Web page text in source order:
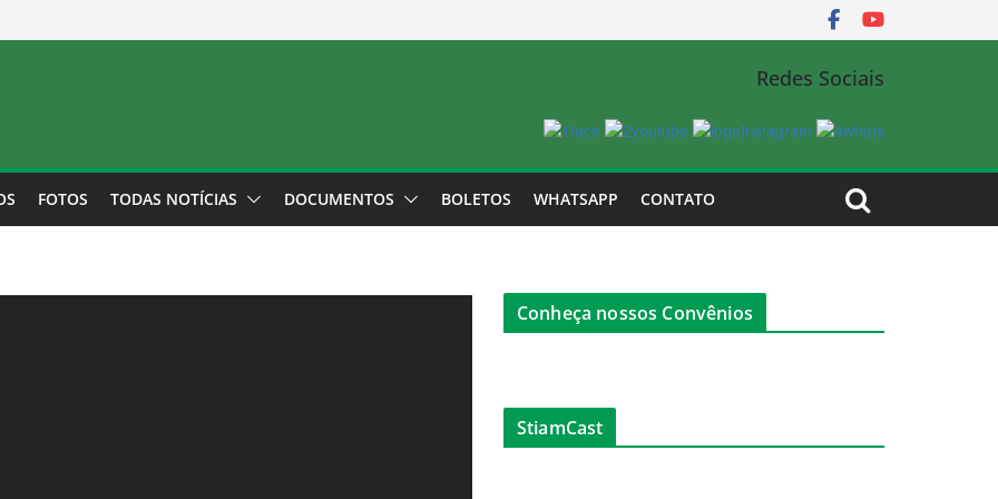
Redes Sociais
FOTOS TODAS NOTÍCIAS DOCUMENTOS BOLETOS WHATSAPP CONTATO
Conheça nossos Convênios
StiamCast